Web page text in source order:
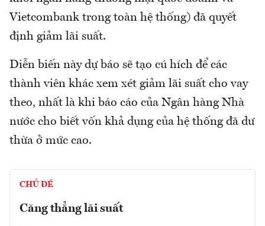
Vietcombank trong toàn hệ thống) đã quyết
định giảm lãi suất.
Diễn biến này dự báo sẽ tạo cú hích để các
thành viên khác xem xét giảm lãi suất cho vay
theo, nhất là khi báo cáo của Ngân hàng Nhà
nước cho biết vốn khả dụng của hệ thống đã dư
thừa ở mức cao.
CHỦ ĐỀ
Căng thẳng lãi suất